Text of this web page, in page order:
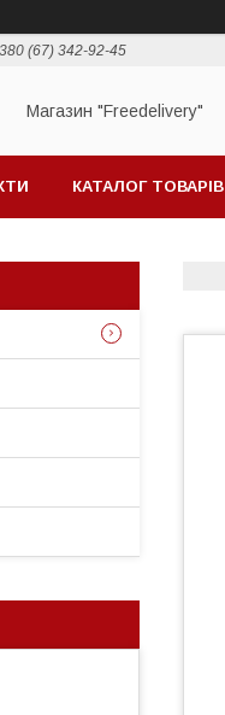
(67) 342-92-45
Магазин "Freedelivery"
КАТАЛОГ ТОВАРІВ